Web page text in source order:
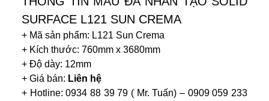
SURFACE L121 SUN CREMA
+ Mã sản phẩm: L121 Sun Crema
+ Kích thước: 760mm x 3680mm
+ Độ dày: 12mm
+ Giá bán: Liên hệ
+ Hotline: 0934 88 39 79 ( Mr. Tuấn) – 0909 059 233